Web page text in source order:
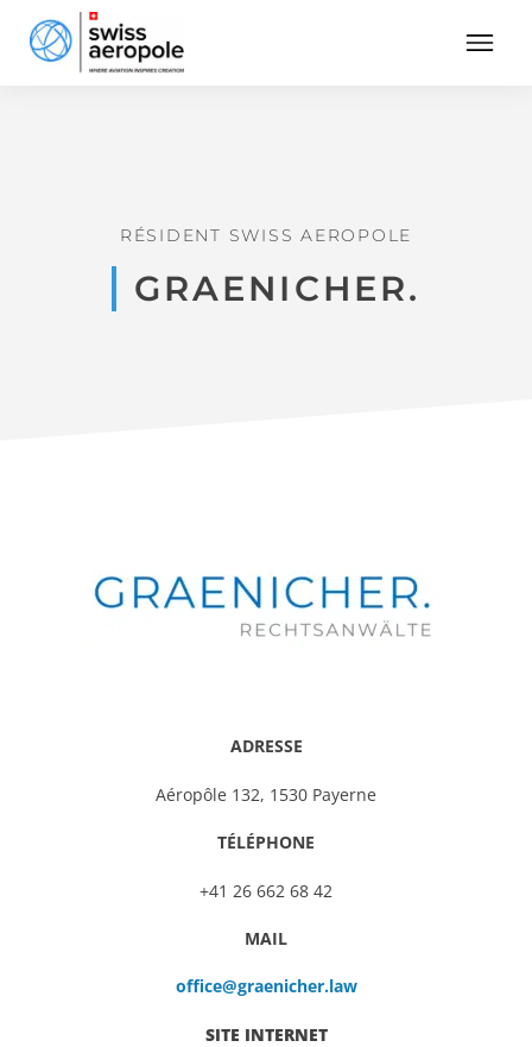
RÉSIDENT SWISS AEROPOLE
GRAENICHER.
ADRESSE
Aéropôle 132, 1530 Payerne
TÉLÉPHONE
+41 26 662 68 42
MAIL
office@graenicher.law
SITE INTERNET